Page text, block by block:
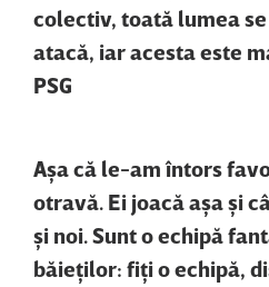
colectiv, toată lumea
atacă, iar acesta este
PSG
Aşa că le-am întors
otravă. Ei joacă aşa şi
şi noi. Sunt o echipă
băieţilor: fiţi o echipă,